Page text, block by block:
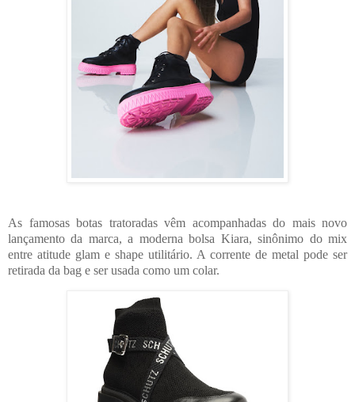
As famosas botas tratoradas vêm acompanhadas do mais novo
lançamento da marca, a moderna bolsa Kiara, sinônimo do mix
entre atitude glam e shape utilitário. A corrente de metal pode ser
retirada da bag e ser usada como um colar.